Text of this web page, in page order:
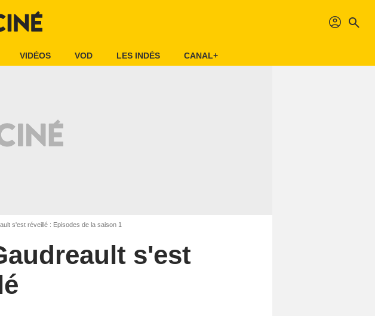
profil search
VIDÉOS VOD LES INDÉS CANAL+
s'est réveillé : Episodes de la saison 1
s'est